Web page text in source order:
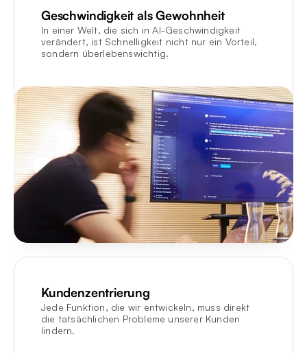
Geschwindigkeit als Gewohnheit
In einer Welt, die sich in AI-Geschwindigkeit
verändert, ist Schnelligkeit nicht nur ein Vorteil,
sondern überlebenswichtig.
Kundenzentrierung
Jede Funktion, die wir entwickeln, muss direkt
die tatsächlichen Probleme unserer Kunden
lindern.